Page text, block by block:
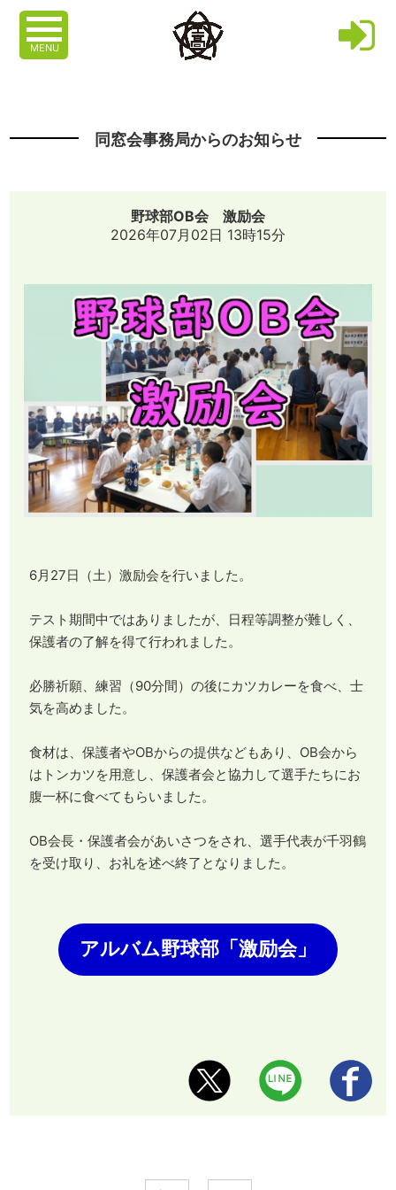
MENU
同窓会事務局からのお知らせ
野球部OB会 激励会
2026年07月02日 13時15分
6月27日（土）激励会を行いました。
テスト期間中ではありましたが、日程等調整が難しく、
保護者の了解を得て行われました。
必勝祈願、練習（90分間）の後にカツカレーを食べ、士
気を高めました。
食材は、保護者やOBからの提供などもあり、OB会から
はトンカツを用意し、保護者会と協力して選手たちにお
腹一杯に食べてもらいました。
OB会長・保護者会があいさつをされ、選手代表が千羽鶴
を受け取り、お礼を述べ終了となりました。
アルバム野球部「激励会」